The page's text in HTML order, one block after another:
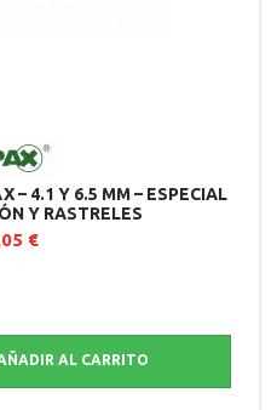
– 4.1 Y 6.5 MM – ESPECIAL
Y RASTRELES
€
AL CARRITO